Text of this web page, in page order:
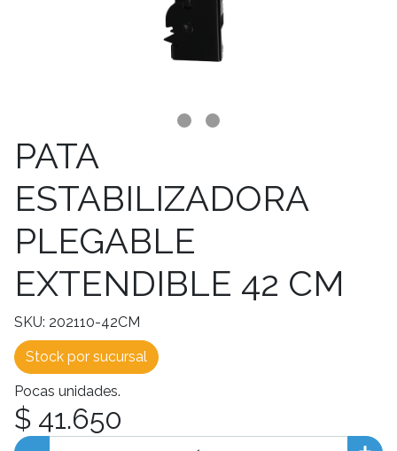
PATA
ESTABILIZADORA
PLEGABLE
EXTENDIBLE 42 CM
SKU: 202110-42CM
Stock por sucursal
Pocas unidades.
$ 41.650